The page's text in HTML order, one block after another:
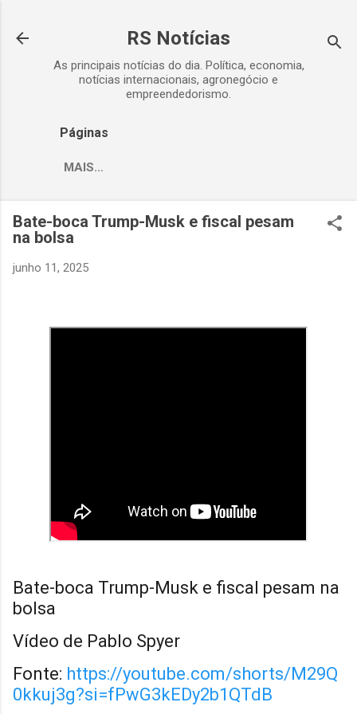
RS Notícias
As principais notícias do dia. Política, economia,
notícias internacionais, agronegócio e
empreendedorismo.
Páginas
MAIS…
Bate-boca Trump-Musk e fiscal pesam
na bolsa
junho 11, 2025
Bate-boca Trump-Musk e fiscal pesam na
bolsa
Vídeo de Pablo Spyer
Fonte: https://youtube.com/shorts/M29Q
0kkuj3g?si=fPwG3kEDy2b1QTdB